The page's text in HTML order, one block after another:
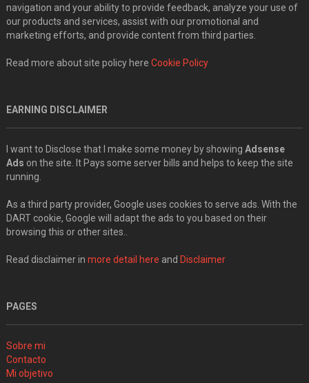
navigation and your ability to provide feedback, analyze your use of
our products and services, assist with our promotional and
marketing efforts, and provide content from third parties.
Read more about site policy here Cookie Policy
EARNING DISCLAIMER
I want to Disclose that I make some money by showing Adsense
Ads on the site. It Pays some server bills and helps to keep the site
running.
As a third party provider, Google uses cookies to serve ads. With the
DART cookie, Google will adapt the ads to you based on their
browsing this or other sites..
Read disclaimer in more detail here and Disclaimer
PAGES
Sobre mi
Contacto
Mi objetivo